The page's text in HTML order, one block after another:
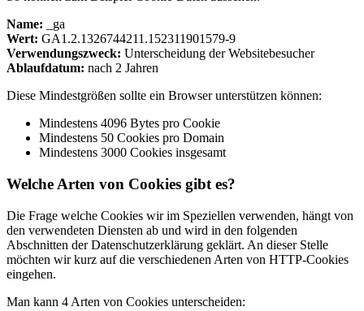
Name: _ga
Wert: GA1.2.1326744211.152311901579-9
Verwendungszweck: Unterscheidung der Websitebesucher
Ablaufdatum: nach 2 Jahren
Diese Mindestgrößen sollte ein Browser unterstützen können:
Mindestens 4096 Bytes pro Cookie
Mindestens 50 Cookies pro Domain
Mindestens 3000 Cookies insgesamt
Welche Arten von Cookies gibt es?
Die Frage welche Cookies wir im Speziellen verwenden, hängt von
den verwendeten Diensten ab und wird in den folgenden
Abschnitten der Datenschutzerklärung geklärt. An dieser Stelle
möchten wir kurz auf die verschiedenen Arten von HTTP-Cookies
eingehen.
Man kann 4 Arten von Cookies unterscheiden: